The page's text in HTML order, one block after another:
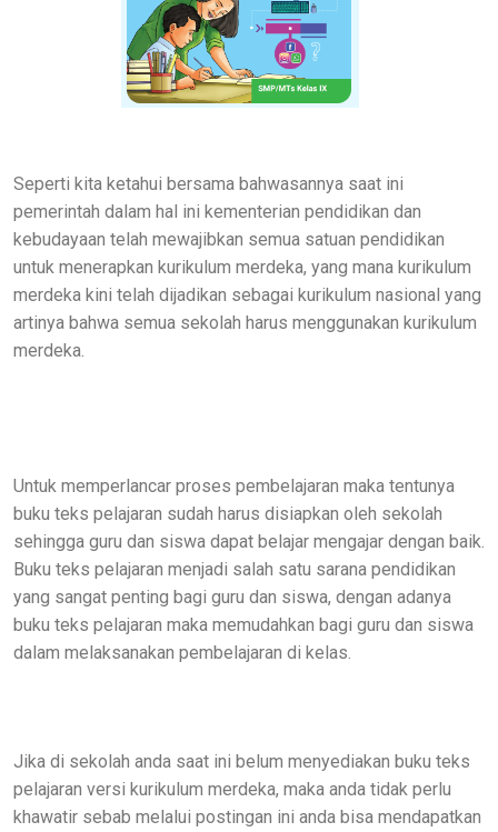
Seperti kita ketahui bersama bahwasannya saat ini
pemerintah dalam hal ini kementerian pendidikan dan
kebudayaan telah mewajibkan semua satuan pendidikan
untuk menerapkan kurikulum merdeka, yang mana kurikulum
merdeka kini telah dijadikan sebagai kurikulum nasional yang
artinya bahwa semua sekolah harus menggunakan kurikulum
merdeka.
Untuk memperlancar proses pembelajaran maka tentunya
buku teks pelajaran sudah harus disiapkan oleh sekolah
sehingga guru dan siswa dapat belajar mengajar dengan baik.
Buku teks pelajaran menjadi salah satu sarana pendidikan
yang sangat penting bagi guru dan siswa, dengan adanya
buku teks pelajaran maka memudahkan bagi guru dan siswa
dalam melaksanakan pembelajaran di kelas.
Jika di sekolah anda saat ini belum menyediakan buku teks
pelajaran versi kurikulum merdeka, maka anda tidak perlu
khawatir sebab melalui postingan ini anda bisa mendapatkan